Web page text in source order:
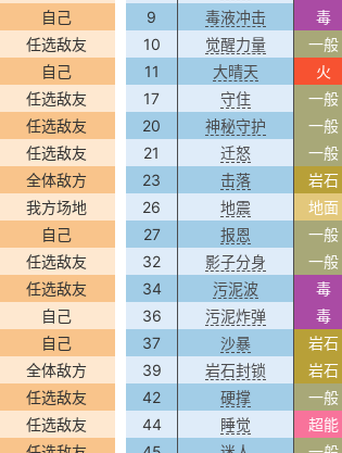
自己
任选敌友
自己
任选敌友
任选敌友
任选敌友
全体敌方
我方场地
自己
任选敌友
任选敌友
自己
自己
全体敌方
任选敌友
任选敌友
9
毒液冲击 毒
10
觉醒力量 一般
11
大晴天 火
17
守住 一般
20
神秘守护 一般
21
迁怒 一般
23
击落 岩石
26
地震 地面
27
报恩 一般
32
影子分身 一般
34
污泥波 毒
36
污泥炸弹 毒
37
沙暴 岩石
39
岩石封锁 岩石
42
硬撑 一般
44
睡觉 超能